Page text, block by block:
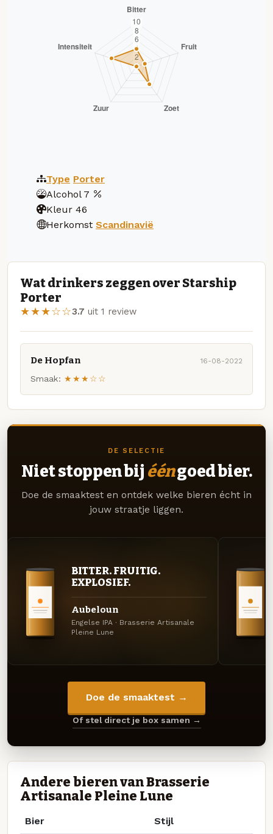
Type Porter
Alcohol 7
Kleur 46
Herkomst Scandinavië
Wat drinkers zeggen over Starship
Porter
★★★☆☆3.7 uit 1 review
De Hopfan 16-08-2022
Smaak: ★★★☆☆
DE SELECTIE
Niet stoppen bij ééngoed bier.
Doe de smaaktest en ontdek welke bieren écht in
jouw straatje liggen.
BITTER. FRUITIG.
EXPLOSIEF.
Aubeloun
Engelse IPA · Brasserie Artisanale
Pleine Lune
Doe de smaaktest →
Of stel direct je box samen →
Andere bieren van Brasserie
Artisanale Pleine Lune
Bier Stijl